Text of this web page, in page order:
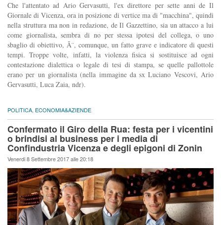
Che l'attentato ad Ario Gervasutti, l'ex direttore per sette anni de Il
Giornale di Vicenza, ora in posizione di vertice ma di "macchina", quindi
nella struttura ma non in redazione, de Il Gazzettino, sia un attacco a lui
come giornalista, sembra di no per stessa ipotesi del collega, o uno
sbaglio di obiettivo, Ã¨, comunque, un fatto grave e indicatore di questi
tempi. Troppe volte, infatti, la violenza fisica si sostituisce ad ogni
contestazione dialettica o legale di tesi di stampa, se quelle pallottole
erano per un giornalista (nella immagine da sx Luciano Vescovi, Ario
Gervasutti, Luca Zaia, ndr).
POLITICA, ECONOMIA&AZIENDE
Confermato il Giro della Rua: festa per i vicentini
o brindisi al business per i media di
Confindustria Vicenza e degli epigoni di Zonin
Venerdi 8 Settembre 2017 alle 20:18